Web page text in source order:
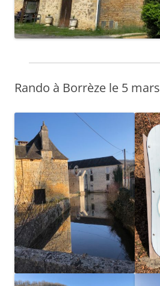
Rando à Borrèze le 5 mars